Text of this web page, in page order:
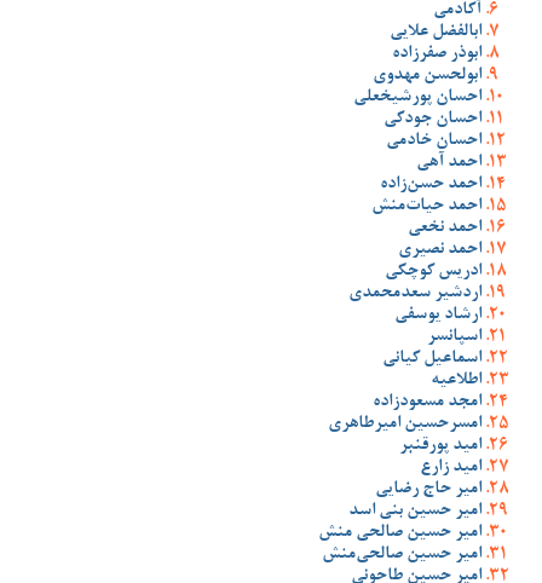
آکادمی
ابالفضل علایی
ابوذر صفرزاده
ابولحسن مهدوی
احسان پورشیخعلی
احسان جودکی
احسان خادمی
احمد آهی
احمد حسن‌زاده
احمد حیات‌منش
احمد نخعی
احمد نصیری
ادریس کوچکی
اردشیر سعدمحمدی
ارشاد یوسفی
اسپانسر
اسماعیل کیانی
اطلاعیه
امجد مسعودزاده
امسرحسین امیرطاهری
امید پورقنبر
امید زارع
امیر حاج رضایی
امیر حسین بنی اسد
امیر حسین صالحی منش
امیر حسین صالحی‌منش
امیر حسین طاحونی